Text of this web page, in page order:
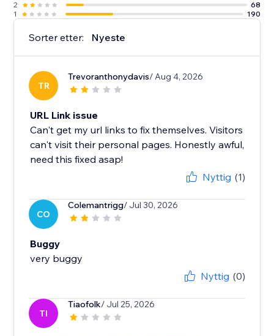
2
68
1
190
Sorter etter: Nyeste
TR
Trevoranthonydavis/ Aug 4, 2026
URL Link issue
Can't get my url links to fix themselves. Visitors
can't visit their personal pages. Honestly awful,
need this fixed asap!
Nyttig (1)
CO
Colemantrigg/ Jul 30, 2026
Buggy
very buggy
Nyttig (0)
TI
Tiaofolk/ Jul 25, 2026